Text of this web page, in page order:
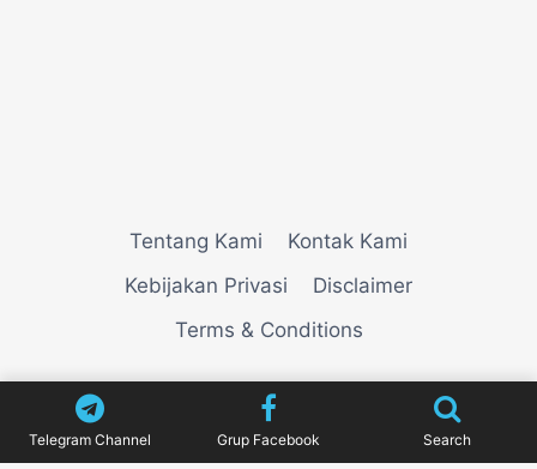
Tentang Kami
Kontak Kami
Kebijakan Privasi
Disclaimer
Terms & Conditions
VIEWNEWZ
Telegram Channel Grup Facebook Search